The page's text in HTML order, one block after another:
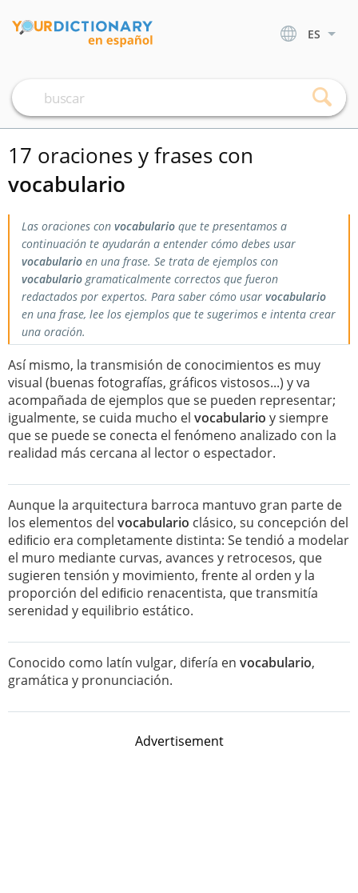
ES
17 oraciones y frases con
vocabulario
Las oraciones con vocabulario que te presentamos a
continuación te ayudarán a entender cómo debes usar
vocabulario en una frase. Se trata de ejemplos con
vocabulariogramaticalmente correctos que fueron
redactados por expertos. Para saber cómo usar vocabulario
en una frase, lee los ejemplos que te sugerimos e intenta crear
una oración.
Así mismo, la transmisión de conocimientos es muy
visual (buenas fotografías, gráficos vistosos...) y va
acompañada de ejemplos que se pueden representar;
igualmente, se cuida mucho el vocabulario y siempre
que se puede se conecta el fenómeno analizado con la
realidad más cercana al lector o espectador.
Aunque la arquitectura barroca mantuvo gran parte de
los elementos del vocabulario clásico, su concepción del
ediﬁcio era completamente distinta: Se tendió a modelar
el muro mediante curvas, avances y retrocesos, que
sugieren tensión y movimiento, frente al orden y la
proporción del ediﬁcio renacentista, que transmitía
serenidad y equilibrio estático.
Conocido como latín vulgar, difería en vocabulario,
gramática y pronunciación.
Advertisement